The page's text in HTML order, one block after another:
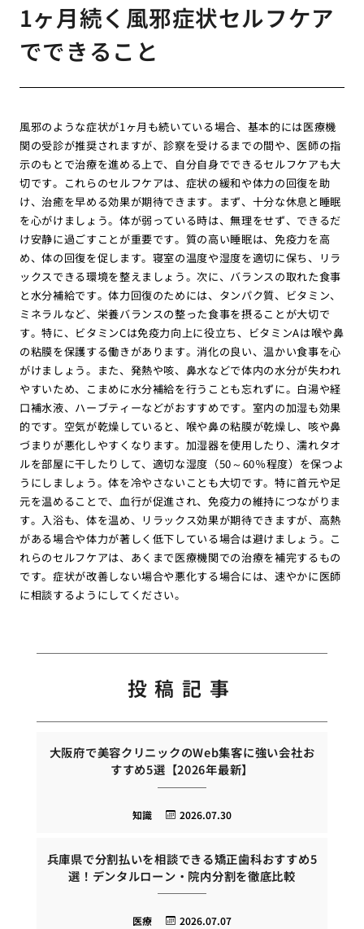
1ヶ月続く風邪症状セルフケア
でできること
風邪のような症状が1ヶ月も続いている場合、基本的には医療機
関の受診が推奨されますが、診察を受けるまでの間や、医師の指
示のもとで治療を進める上で、自分自身でできるセルフケアも大
切です。これらのセルフケアは、症状の緩和や体力の回復を助
け、治癒を早める効果が期待できます。まず、十分な休息と睡眠
を心がけましょう。体が弱っている時は、無理をせず、できるだ
け安静に過ごすことが重要です。質の高い睡眠は、免疫力を高
め、体の回復を促します。寝室の温度や湿度を適切に保ち、リラ
ックスできる環境を整えましょう。次に、バランスの取れた食事
と水分補給です。体力回復のためには、タンパク質、ビタミン、
ミネラルなど、栄養バランスの整った食事を摂ることが大切で
す。特に、ビタミンCは免疫力向上に役立ち、ビタミンAは喉や鼻
の粘膜を保護する働きがあります。消化の良い、温かい食事を心
がけましょう。また、発熱や咳、鼻水などで体内の水分が失われ
やすいため、こまめに水分補給を行うことも忘れずに。白湯や経
口補水液、ハーブティーなどがおすすめです。室内の加湿も効果
的です。空気が乾燥していると、喉や鼻の粘膜が乾燥し、咳や鼻
づまりが悪化しやすくなります。加湿器を使用したり、濡れタオ
ルを部屋に干したりして、適切な湿度（50～60％程度）を保つよ
うにしましょう。体を冷やさないことも大切です。特に首元や足
元を温めることで、血行が促進され、免疫力の維持につながりま
す。入浴も、体を温め、リラックス効果が期待できますが、高熱
がある場合や体力が著しく低下している場合は避けましょう。こ
れらのセルフケアは、あくまで医療機関での治療を補完するもの
です。症状が改善しない場合や悪化する場合には、速やかに医師
に相談するようにしてください。
投稿記事
大阪府で美容クリニックのWeb集客に強い会社お
すすめ5選【2026年最新】
2026.07.30
知識
兵庫県で分割払いを相談できる矯正歯科おすすめ5
選！デンタルローン・院内分割を徹底比較
2026.07.07
医療